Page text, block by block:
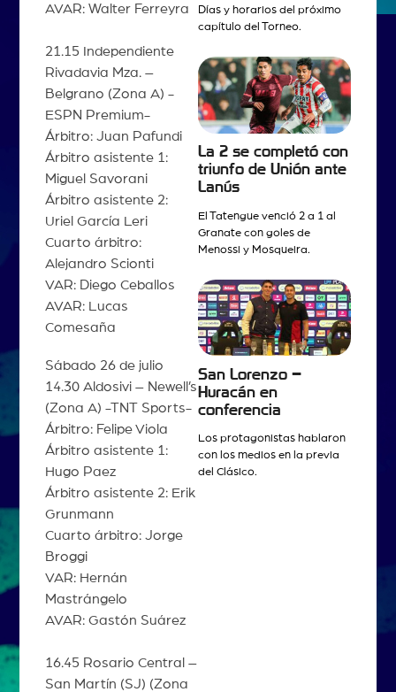
AVAR: Walter Ferreyra
21.15 Independiente
Rivadavia Mza. –
Belgrano (Zona A) -
ESPN Premium-
Árbitro: Juan Pafundi
Árbitro asistente 1:
Miguel Savorani
Árbitro asistente 2:
Uriel García Leri
Cuarto árbitro:
Alejandro Scionti
VAR: Diego Ceballos
AVAR: Lucas
Comesaña
Sábado 26 de julio
14.30 Aldosivi – Newell’s
(Zona A) -TNT Sports-
Árbitro: Felipe Viola
Árbitro asistente 1:
Hugo Paez
Árbitro asistente 2: Erik
Grunmann
Cuarto árbitro: Jorge
Broggi
VAR: Hernán
Mastrángelo
AVAR: Gastón Suárez
16.45 Rosario Central –
San Martín (SJ) (Zona
Días y horarios del próximo
capítulo del Torneo.
La 2 se completó con
triunfo de Unión ante
Lanús
El Tatengue venció 2 a 1 al
Granate con goles de
Menossi y Mosqueira.
San Lorenzo –
Huracán en
conferencia
Los protagonistas hablaron
con los medios en la previa
del Clásico.